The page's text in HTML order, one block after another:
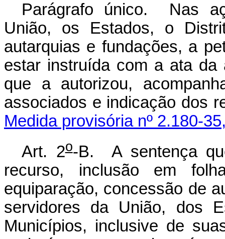
Parágrafo único. Nas
União, os Estados, o
autarquias e fundações, a
estar instruída com a ata da
que a autorizou,
associados e indicação dos
Medida provisória nº 2.180-
Art. 2o-B. A sentença
recurso, inclusão em
equiparação, concessão de
servidores da União, dos
Municípios, inclusive de